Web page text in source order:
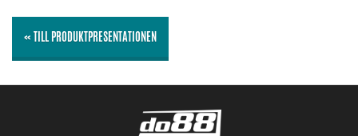
« TILL PRODUKTPRESENTATIONEN